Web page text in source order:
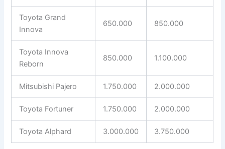
Toyota Grand
Innova
650.000 850.000
Toyota Innova
Reborn
850.000 1.100.000
Mitsubishi Pajero 1.750.000 2.000.000
Toyota Fortuner 1.750.000 2.000.000
Toyota Alphard 3.000.000 3.750.000